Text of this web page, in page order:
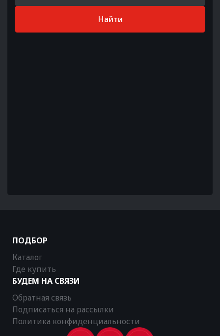
Найти
ПОДБОР
Каталог
Где купить
БУДЕМ НА СВЯЗИ
Обратная связь
Подписаться на рассылки
Политика конфиденциальности